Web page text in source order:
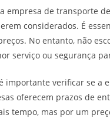
empresa de transporte
considerados. É
No entanto, não
serviço ou segurança
importante verificar se a
oferecem prazos de
tempo, mas por um